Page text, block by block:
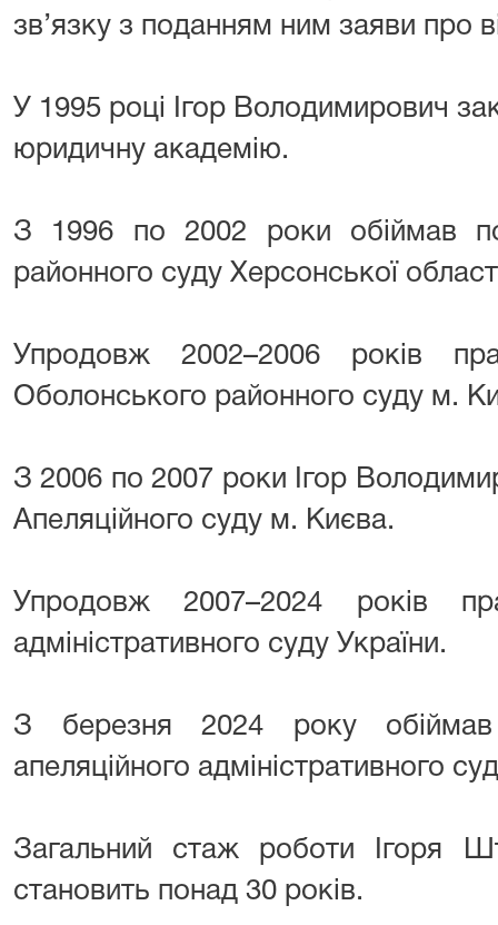
зв’язку з поданням ним заяви про
У 1995 році Ігор Володимирович
юридичну академію.
З 1996 по 2002 роки обіймав
районного суду Херсонської
Упродовж 2002–2006 років
Оболонського районного суду м.
З 2006 по 2007 роки Ігор
Апеляційного суду м. Києва.
Упродовж 2007–2024 років
адміністративного суду України.
З березня 2024 року
апеляційного адміністративного
Загальний стаж роботи Ігоря
становить понад 30 років.